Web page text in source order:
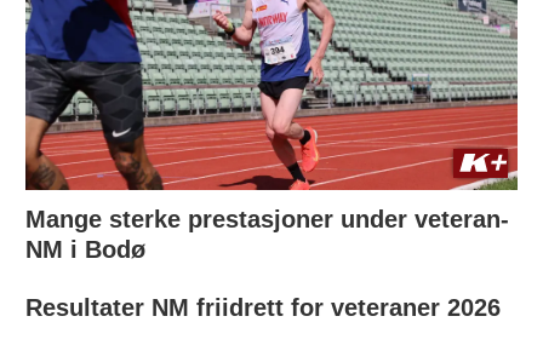
Mange sterke prestasjoner under veteran-
NM i Bodø
Resultater NM friidrett for veteraner 2026